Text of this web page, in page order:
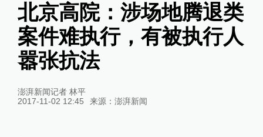
北京高院：涉场地腾退类
案件难执行，有被执行人
嚣张抗法
澎湃新闻记者 林平
2017-11-02 12:45
来源： 澎湃新闻